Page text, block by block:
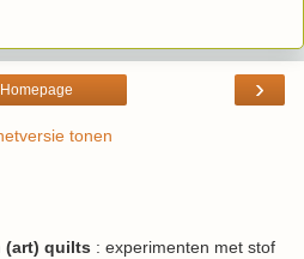
›
Homepage
tonen
(art) quilts : experimenten met stof